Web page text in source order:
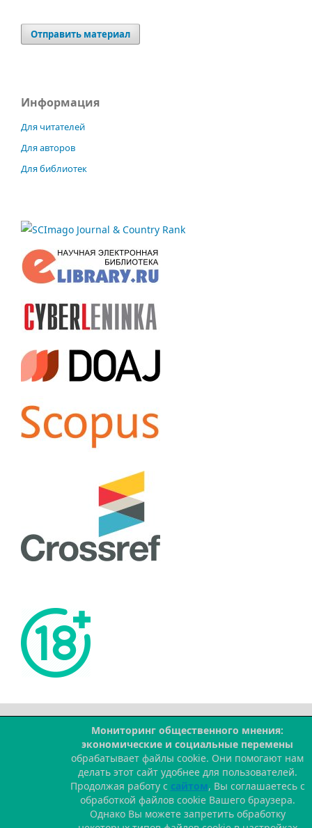
Отправить материал
Информация
Для читателей
Для авторов
Для библиотек
Мониторинг общественного мнения:
экономические и социальные перемены
обрабатывает файлы cookie. Они помогают нам
делать этот сайт удобнее для пользователей.
Продолжая работу с сайтом, Вы соглашаетесь с
обработкой файлов cookie Вашего браузера.
Однако Вы можете запретить обработку